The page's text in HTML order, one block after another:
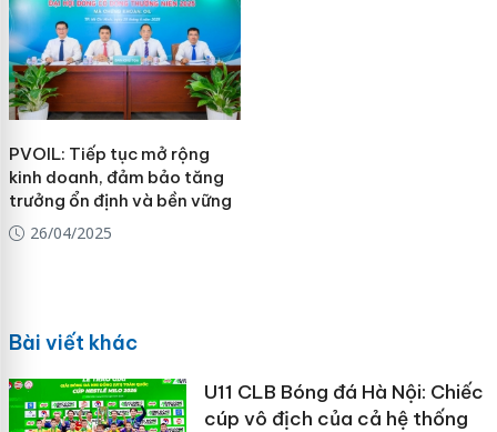
PVOIL: Tiếp tục mở rộng
kinh doanh, đảm bảo tăng
trưởng ổn định và bền vững
26/04/2025
Bài viết khác
U11 CLB Bóng đá Hà Nội: Chiếc
cúp vô địch của cả hệ thống